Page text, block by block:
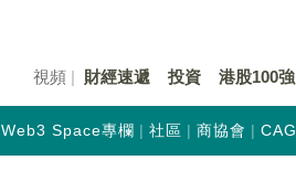
視頻 財經速遞 投資 港股100強
Web3 Space專欄 社區 商協會